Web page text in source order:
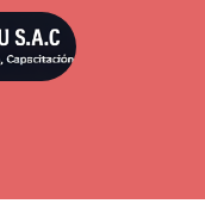
2022